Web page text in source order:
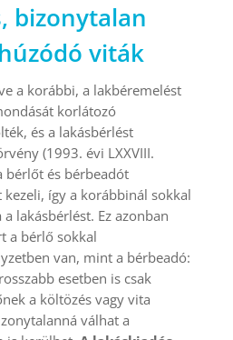
bizonytalan
viták
a korábbi, a lakbéremelést
korlátozó
és a lakásbérlést
(1993. évi LXXVIII.
bérlőt és bérbeadót
így a korábbinál sokkal
lakásbérlést. Ez azonban
a bérlő sokkal
van, mint a bérbeadó:
esetben is csak
a költözés vagy vita
válhat a